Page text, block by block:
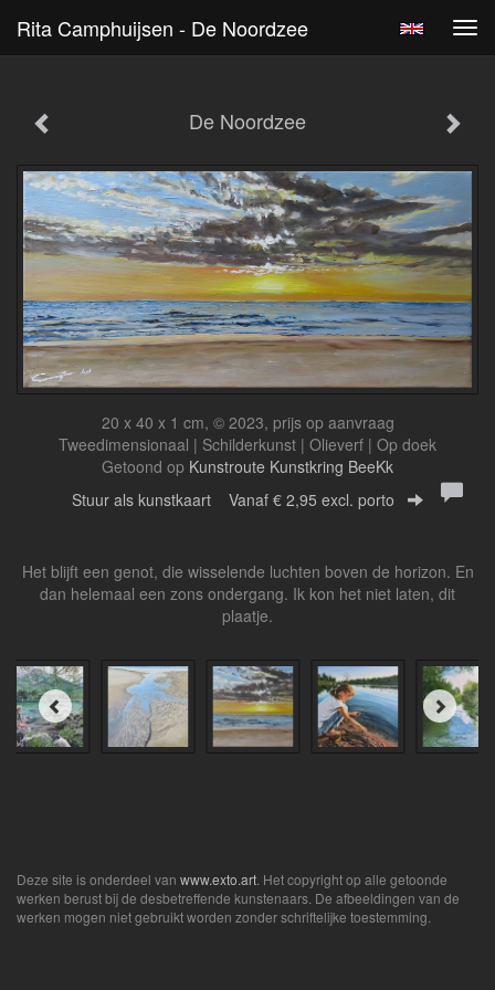
Rita Camphuijsen - De Noordzee
De Noordzee
20 x 40 x 1 cm, © 2023, prijs op aanvraag
Tweedimensionaal | Schilderkunst | Olieverf | Op doek
Getoond op Kunstroute Kunstkring BeeKk
Stuur als kunstkaart Vanaf € 2,95 excl. porto
Het blijft een genot, die wisselende luchten boven de horizon. En
dan helemaal een zons ondergang. Ik kon het niet laten, dit
plaatje.
Deze site is onderdeel van www.exto.art . Het copyright op alle getoonde
werken berust bij de desbetreffende kunstenaars. De afbeeldingen van de
werken mogen niet gebruikt worden zonder schriftelijke toestemming.